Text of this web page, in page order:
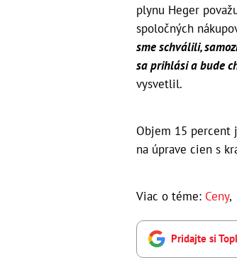
plynu Heger
spoločných
sme schválili,
sa prihlási a bude
vysvetlil.
Objem 15 percent
na úprave cien s
Viac o téme: Ceny,
Pridajte si